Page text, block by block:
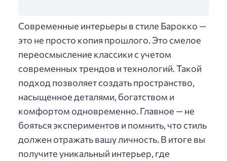
Современные интерьеры в стиле Барокко —
это не просто копия прошлого. Это смелое
переосмысление классики с учетом
современных трендов и технологий. Такой
подход позволяет создать пространство,
насыщенное деталями, богатством и
комфортом одновременно. Главное — не
бояться экспериментов и помнить, что стиль
должен отражать вашу личность. В итоге вы
получите уникальный интерьер, где